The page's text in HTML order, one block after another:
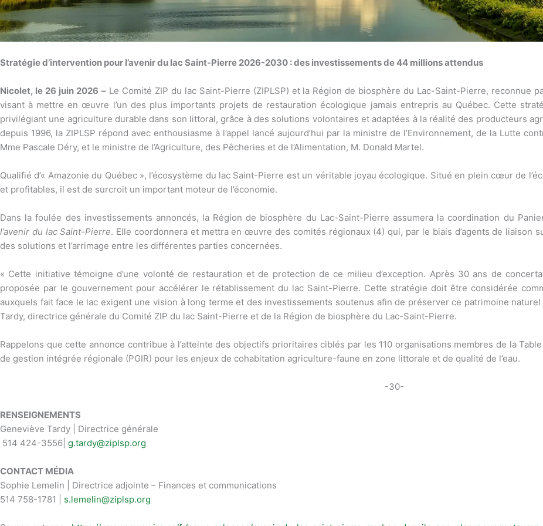
Stratégie d’intervention pour l’avenir du lac Saint-Pierre 2026-2030 : des investissements de 44 millions attendus
Nicolet, le 26 juin 2026 –Le Comité ZIP du lac Saint-Pierre (ZIPLSP) et la Région de biosphère du Lac-Saint-Pierre, reconnue
visant à mettre en œuvre l’un des plus importants projets de restauration écologique jamais entrepris au Québec. Cette
privilégiant une agriculture durable dans son littoral, grâce à des solutions volontaires et adaptées à la réalité des producteurs
depuis 1996, la ZIPLSP répond avec enthousiasme à l’appel lancé aujourd’hui par la ministre de l’Environnement, de la Lutte
Mme Pascale Déry, et le ministre de l’Agriculture, des Pêcheries et de l’Alimentation, M. Donald Martel.
Qualifié d’« Amazonie du Québec », l’écosystème du lac Saint-Pierre est un véritable joyau écologique. Situé en plein cœur de
et profitables, il est de surcroit un important moteur de l’économie.
Dans la foulée des investissements annoncés, la Région de biosphère du Lac-Saint-Pierre assumera la coordination du
l’avenir du lac Saint-Pierre. Elle coordonnera et mettra en œuvre des comités régionaux (4) qui, par le biais d’agents de
des solutions et l’arrimage entre les différentes parties concernées.
« Cette initiative témoigne d’une volonté de restauration et de protection de ce milieu d’exception. Après 30 ans de
proposée par le gouvernement pour accélérer le rétablissement du lac Saint-Pierre. Cette stratégie doit être considérée
auxquels fait face le lac exigent une vision à long terme et des investissements soutenus afin de préserver ce patrimoine
Tardy, directrice générale du Comité ZIP du lac Saint-Pierre et de la Région de biosphère du Lac-Saint-Pierre.
Rappelons que cette annonce contribue à l’atteinte des objectifs prioritaires ciblés par les 110 organisations membres de la
de gestion intégrée régionale (PGIR) pour les enjeux de cohabitation agriculture-faune en zone littorale et de qualité de l’eau.
-30-
RENSEIGNEMENTS
Geneviève Tardy | Directrice générale
514 424-3556| g.tardy@ziplsp.org
CONTACT MÉDIA
Sophie Lemelin | Directrice adjointe – Finances et communications
514 758-1781 | s.lemelin@ziplsp.org